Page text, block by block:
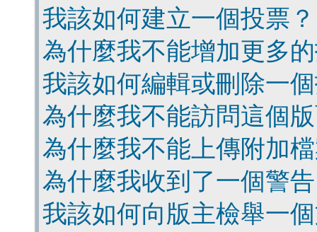
我該如何建立一個投票？
為什麼我不能增加更多
我該如何編輯或刪除一
為什麼我不能訪問這個
為什麼我不能上傳附加
為什麼我收到了一個警
我該如何向版主檢舉一